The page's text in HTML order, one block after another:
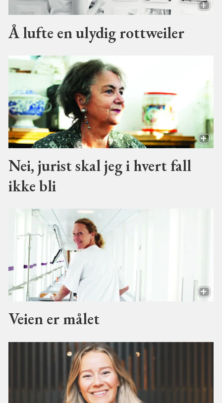
Å lufte en ulydig rottweiler
Nei, jurist skal jeg i hvert fall
ikke bli
Veien er målet